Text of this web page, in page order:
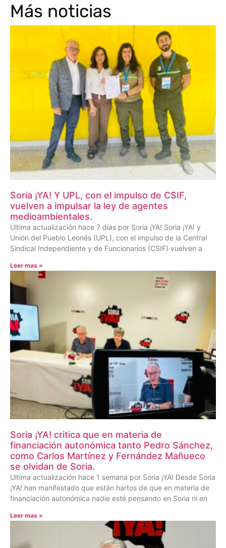
Más noticias
Soria ¡YA! Y UPL, con el impulso de CSIF,
vuelven a impulsar la ley de agentes
medioambientales.
Ultima actualización hace 7 días por Soria ¡YA! Soria ¡YA! y
Unión del Pueblo Leonés (UPL), con el impulso de la Central
Sindical Independiente y de Funcionarios (CSIF) vuelven a
Leer mas »
Soria ¡YA! critica que en materia de
financiación autonómica tanto Pedro Sánchez,
como Carlos Martínez y Fernández Mañueco
se olvidan de Soria.
Ultima actualización hace 1 semana por Soria ¡YA! Desde Soria
¡YA! han manifestado que están hartos de que en materia de
financiación autonómica nadie esté pensando en Soria ni en
Leer mas »